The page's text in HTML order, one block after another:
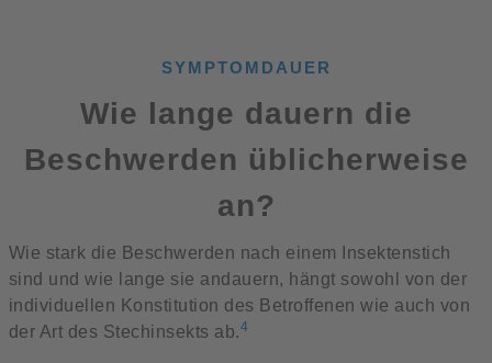
SYMPTOMDAUER
Wie lange dauern die
Beschwerden üblicherweise
an?
Wie stark die Beschwerden nach einem Insektenstich
sind und wie lange sie andauern, hängt sowohl von der
individuellen Konstitution des Betroffenen wie auch von
der Art des Stechinsekts ab.4